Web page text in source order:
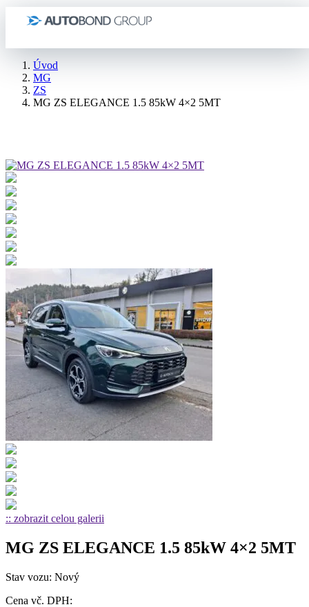
Úvod
MG
ZS
MG ZS ELEGANCE 1.5 85kW 4×2 5MT
:: zobrazit celou galerii
MG ZS ELEGANCE 1.5 85kW 4×2 5MT
Stav vozu: Nový
Cena vč. DPH: